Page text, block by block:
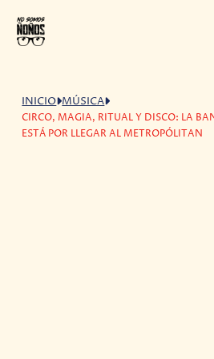
INICIO MÚSICA
CIRCO, MAGIA, RITUAL Y DISCO: LA
ESTÁ POR LLEGAR AL METROPÓLITAN